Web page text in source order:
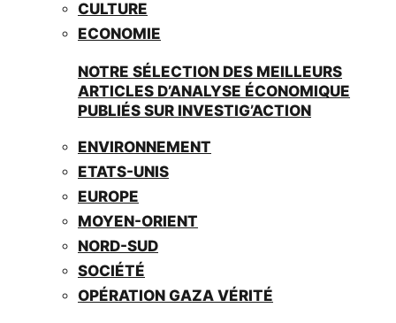
CULTURE
ECONOMIE
NOTRE SÉLECTION DES MEILLEURS
ARTICLES D’ANALYSE ÉCONOMIQUE
PUBLIÉS SUR INVESTIG’ACTION
ENVIRONNEMENT
ETATS-UNIS
EUROPE
MOYEN-ORIENT
NORD-SUD
SOCIÉTÉ
OPÉRATION GAZA VÉRITÉ